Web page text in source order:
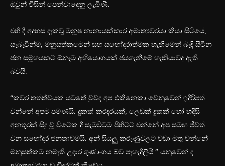
ඔවුන් විසින් පෙන්වාදෙනු ලැබිණි.
එහි දී අදහස් දැක්වූ මනූෂ නානායක්කාර අමාත්‍යවරයා කියා සිටියේ,
සැබැවින්ම, මනුසත්කමෙන් සහ සහෝදරාත්මක හැඟීමෙන් බැඳී සිටින
ජන සමූහයකට ඕනෑම අභියෝගයක් ජයගැනීමේ හැකියාවද ඇති
බවයි.
“කවර තත්ත්වයක් යටතේ වුවද අප එකිනෙකා වෙනුවෙන් ඉදිරිපත්
වන්නේ අපම පමණයි. දුකක් කරදරයක්, ලෙඩක් දුකක් හෝ හදිසි
අනතුරක් සිදු වූ විටෙක දී සැමවිටම පිහිටට එන්නේ අප සමඟ ජීවත්
වන සහෝදර ජනතාවමයි. අන් සියලු කරුණුවලට වඩා මතු වන්නේ
මනුසත්කම නමැති උදාර ගුණාංගය බව පැහැදිලියි.” යනුවෙන් ද